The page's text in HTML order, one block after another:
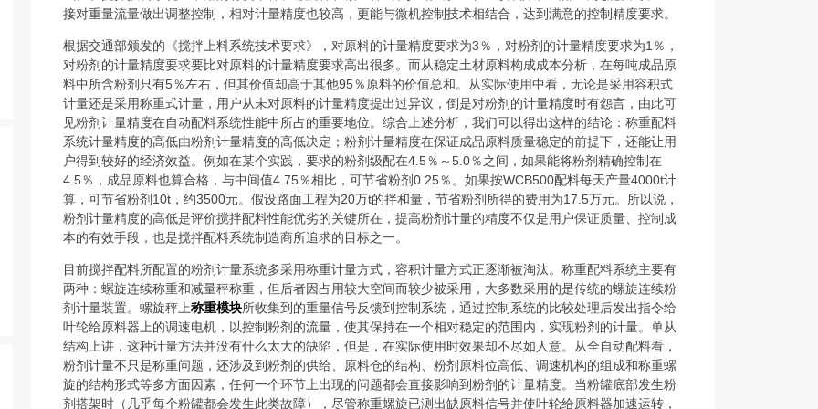
接对重量流量做出调整控制，相对计量精度也较高，更能与微机控制技术相结合，达到满意的控制精度要求。
根据交通部颁发的《搅拌上料系统技术要求》，对原料的计量精度要求为3％，对粉剂的计量精度要求为1％，
对粉剂的计量精度要求要比对原料的计量精度要求高出很多。而从稳定土材原料构成成本分析，在每吨成品原
料中所含粉剂只有5％左右，但其价值却高于其他95％原料的价值总和。从实际使用中看，无论是采用容积式
计量还是采用称重式计量，用户从未对原料的计量精度提出过异议，倒是对粉剂的计量精度时有怨言，由此可
见粉剂计量精度在自动配料系统性能中所占的重要地位。综合上述分析，我们可以得出这样的结论：称重配料
系统计量精度的高低由粉剂计量精度的高低决定；粉剂计量精度在保证成品原料质量稳定的前提下，还能让用
户得到较好的经济效益。例如在某个实践，要求的粉剂级配在4.5％～5.0％之间，如果能将粉剂精确控制在
4.5％，成品原料也算合格，与中间值4.75％相比，可节省粉剂0.25％。如果按WCB500配料每天产量4000t计
算，可节省粉剂10t，约3500元。假设路面工程为20万t的拌和量，节省粉剂所得的费用为17.5万元。所以说，
粉剂计量精度的高低是评价搅拌配料性能优劣的关键所在，提高粉剂计量的精度不仅是用户保证质量、控制成
本的有效手段，也是搅拌配料系统制造商所追求的目标之一。
目前搅拌配料所配置的粉剂计量系统多采用称重计量方式，容积计量方式正逐渐被淘汰。称重配料系统主要有
两种：螺旋连续称重和减量秤称重，但后者因占用较大空间而较少被采用，大多数采用的是传统的螺旋连续粉
剂计量装置。螺旋秤上称重模块所收集到的重量信号反馈到控制系统，通过控制系统的比较处理后发出指令给
叶轮给原料器上的调速电机，以控制粉剂的流量，使其保持在一个相对稳定的范围内，实现粉剂的计量。单从
结构上讲，这种计量方法并没有什么太大的缺陷，但是，在实际使用时效果却不尽如人意。从全自动配料看，
粉剂计量不只是称重问题，还涉及到粉剂的供给、原料仓的结构、粉剂原料位高低、调速机构的组成和称重螺
旋的结构形式等多方面因素，任何一个环节上出现的问题都会直接影响到粉剂的计量精度。当粉罐底部发生粉
剂搭架时（几乎每个粉罐都会发生此类故障），尽管称重螺旋已测出缺原料信号并使叶轮给原料器加速运转，